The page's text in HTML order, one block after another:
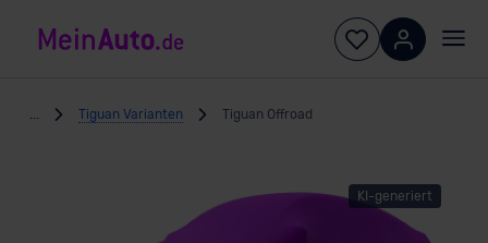
Tiguan Varianten Tiguan Offroad
KI-generiert